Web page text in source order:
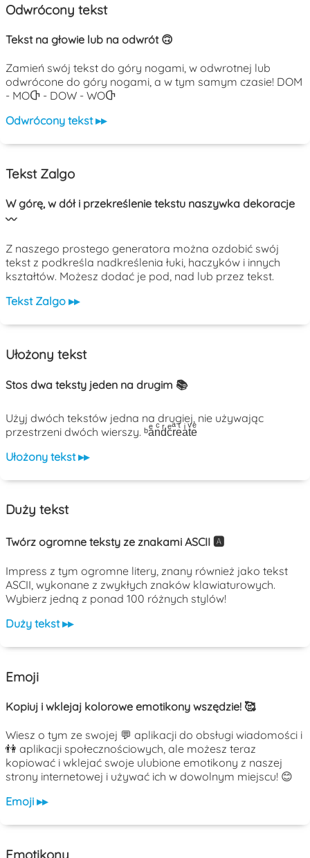
Odwrócony tekst
Tekst na głowie lub na odwrót 🙃
Zamień swój tekst do góry nogami, w odwrotnej lub
odwrócone do góry nogami, a w tym samym czasie! DOM
- MOႧ - DOW - WOႧ
Odwrócony tekst ▸▸
Tekst Zalgo
W górę, w dół i przekreślenie tekstu naszywka dekoracje
〰️
Z naszego prostego generatora można ozdobić swój
tekst z podkreśla nadkreślenia łuki, haczyków i innych
kształtów. Możesz dodać je pod, nad lub przez tekst.
Tekst Zalgo ▸▸
Ułożony tekst
Stos dwa teksty jeden na drugim 📚
Użyj dwóch tekstów jedna na drugiej, nie używając
przestrzeni dwóch wierszy. ᵇaͤnͨdͬcͤrͣeͭaͥtͮeͤ
Ułożony tekst ▸▸
Duży tekst
Twórz ogromne teksty ze znakami ASCII 🅰️
Impress z tym ogromne litery, znany również jako tekst
ASCII, wykonane z zwykłych znaków klawiaturowych.
Wybierz jedną z ponad 100 różnych stylów!
Duży tekst ▸▸
Emoji
Kopiuj i wklejaj kolorowe emotikony wszędzie! 🥰
Wiesz o tym ze swojej 💬 aplikacji do obsługi wiadomości i
👫 aplikacji społecznościowych, ale możesz teraz
kopiować i wklejać swoje ulubione emotikony z naszej
strony internetowej i używać ich w dowolnym miejscu! 😊
Emoji ▸▸
Emotikony